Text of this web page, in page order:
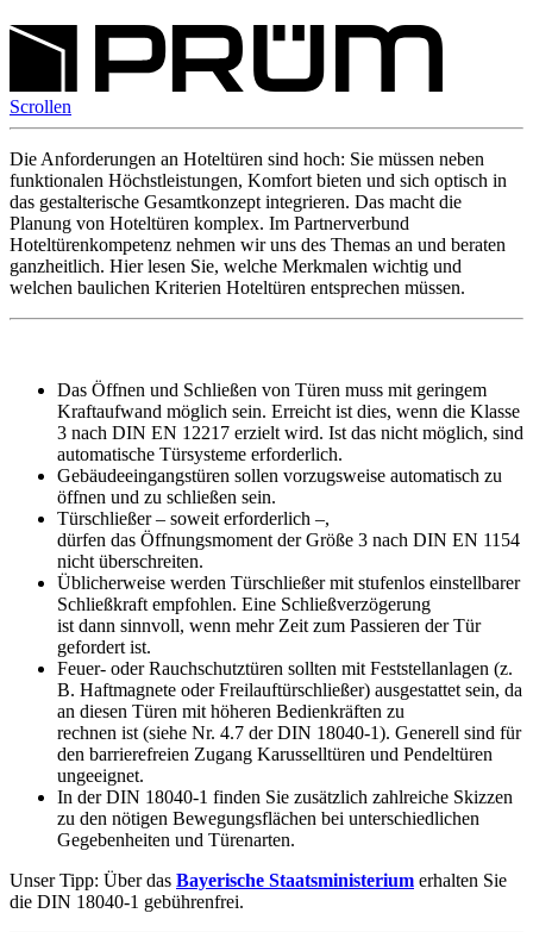
Scrollen
Die Anforderungen an Hoteltüren sind hoch: Sie müssen neben
funktionalen Höchstleistungen, Komfort bieten und sich optisch in
das gestalterische Gesamtkonzept integrieren. Das macht die
Planung von Hoteltüren komplex. Im Partnerverbund
Hoteltürenkompetenz nehmen wir uns des Themas an und beraten
ganzheitlich. Hier lesen Sie, welche Merkmalen wichtig und
welchen baulichen Kriterien Hoteltüren entsprechen müssen.
Das Öffnen und Schließen von Türen muss mit geringem
Kraftaufwand möglich sein. Erreicht ist dies, wenn die Klasse
3 nach DIN EN 12217 erzielt wird. Ist das nicht möglich, sind
automatische Türsysteme erforderlich.
Gebäudeeingangstüren sollen vorzugsweise automatisch zu
öffnen und zu schließen sein.
Türschließer – soweit erforderlich –,
dürfen das Öffnungsmoment der Größe 3 nach DIN EN 1154
nicht überschreiten.
Üblicherweise werden Türschließer mit stufenlos einstellbarer
Schließkraft empfohlen. Eine Schließverzögerung
ist dann sinnvoll, wenn mehr Zeit zum Passieren der Tür
gefordert ist.
Feuer- oder Rauchschutztüren sollten mit Feststellanlagen (z.
B. Haftmagnete oder Freilauftürschließer) ausgestattet sein, da
an diesen Türen mit höheren Bedienkräften zu
rechnen ist (siehe Nr. 4.7 der DIN 18040-1). Generell sind für
den barrierefreien Zugang Karusselltüren und Pendeltüren
ungeeignet.
In der DIN 18040-1 finden Sie zusätzlich zahlreiche Skizzen
zu den nötigen Bewegungsflächen bei unterschiedlichen
Gegebenheiten und Türenarten.
Unser Tipp: Über das Bayerische Staatsministerium erhalten Sie
die DIN 18040-1 gebührenfrei.